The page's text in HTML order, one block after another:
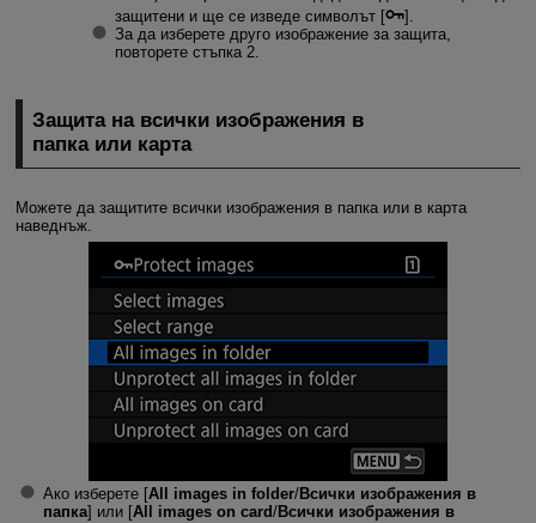
защитени и ще се изведе символът [
].
За да изберете друго изображение за защита,
повторете стъпка 2.
Защита на всички изображения в
папка или карта
Можете да защитите всички изображения в папка или в карта
наведнъж.
Ако изберете [All images in folder/Всички изображения в
папка] или [All images on card/Всички изображения в